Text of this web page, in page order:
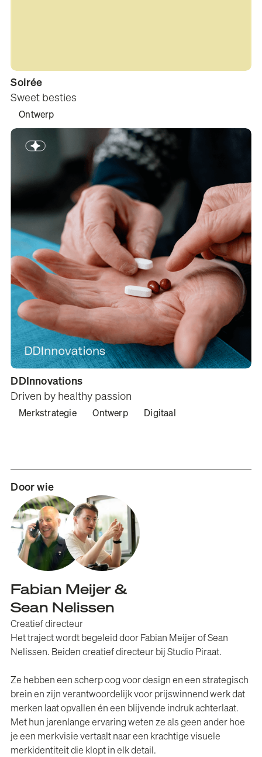
Soirée
Sweet besties
Ontwerp
DDInnovations
Driven by healthy passion
Merkstrategie Ontwerp Digitaal
Door wie
Fabian Meijer &
Sean Nelissen
Creatief directeur
Het traject wordt begeleid door Fabian Meijer of Sean
Nelissen. Beiden creatief directeur bij Studio Piraat.
Ze hebben een scherp oog voor design en een strategisch
brein en zijn verantwoordelijk voor prijswinnend werk dat
merken laat opvallen én een blijvende indruk achterlaat.
Met hun jarenlange ervaring weten ze als geen ander hoe
je een merkvisie vertaalt naar een krachtige visuele
merkidentiteit die klopt in elk detail.